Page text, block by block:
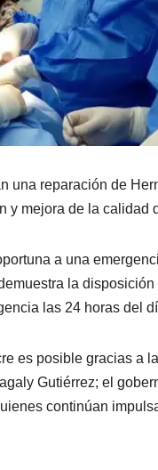
una reparación de
mejora de la calidad
a una
la
las 24 horas del
es posible gracias a
Gutiérrez; el
continúan